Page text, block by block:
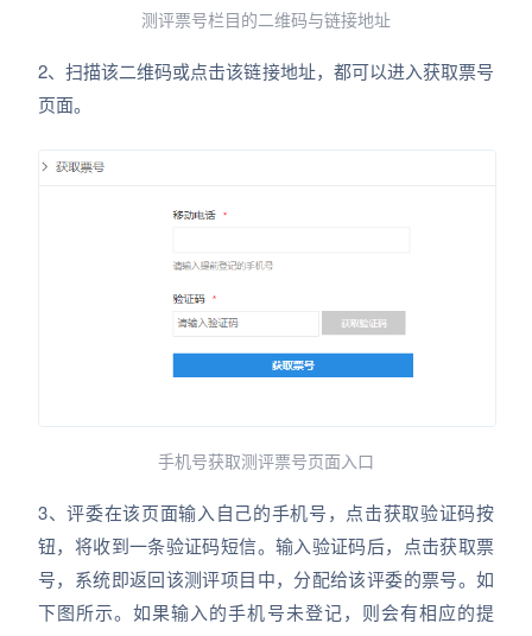
测评票号栏目的二维码与链接地址
2、扫描该二维码或点击该链接地址，都可以进入获取票号
页面。
手机号获取测评票号页面入口
3、评委在该页面输入自己的手机号，点击获取验证码按
钮，将收到一条验证码短信。输入验证码后，点击获取票
号，系统即返回该测评项目中，分配给该评委的票号。如
下图所示。如果输入的手机号未登记，则会有相应的提